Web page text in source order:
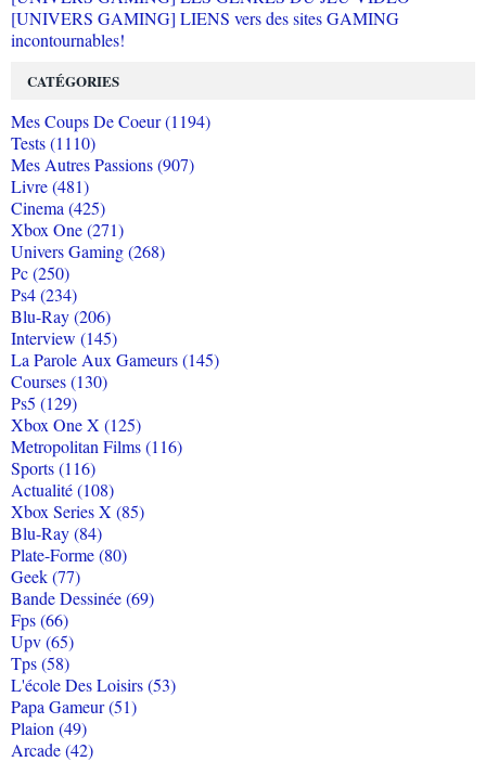
[UNIVERS GAMING] LIENS vers des sites GAMING
incontournables!
CATÉGORIES
Mes Coups De Coeur (1194)
Tests (1110)
Mes Autres Passions (907)
Livre (481)
Cinema (425)
Xbox One (271)
Univers Gaming (268)
Pc (250)
Ps4 (234)
Blu-Ray (206)
Interview (145)
La Parole Aux Gameurs (145)
Courses (130)
Ps5 (129)
Xbox One X (125)
Metropolitan Films (116)
Sports (116)
Actualité (108)
Xbox Series X (85)
Blu-Ray (84)
Plate-Forme (80)
Geek (77)
Bande Dessinée (69)
Fps (66)
Upv (65)
Tps (58)
L'école Des Loisirs (53)
Papa Gameur (51)
Plaion (49)
Arcade (42)